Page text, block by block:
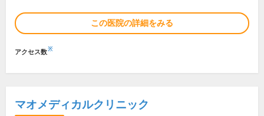
この医院の詳細をみる
アクセス数※
マオメディカルクリニック